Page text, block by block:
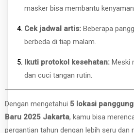
masker bisa membantu
Cek jadwal artis: Beberapa
berbeda di tiap malam.
Ikuti protokol kesehatan: Meski
dan cuci tangan rutin.
Dengan mengetahui 5 lokasi
Baru 2025 Jakarta, kamu bisa
pergantian tahun dengan lebih seru dan